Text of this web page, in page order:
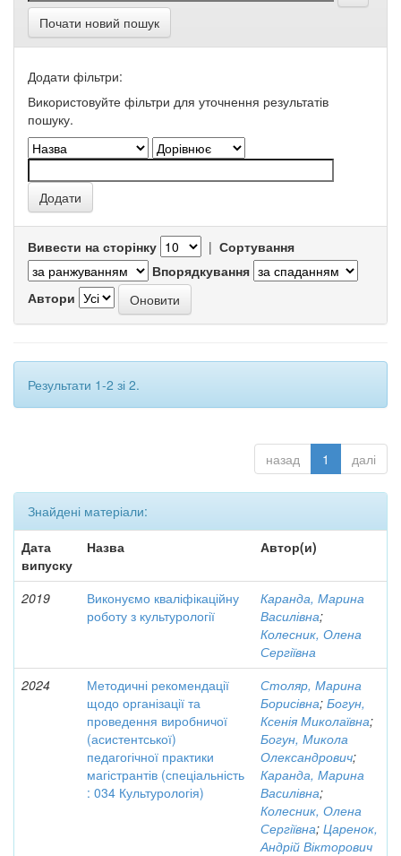
Почати новий пошук
Додати фільтри:
Використовуйте фільтри для уточнення результатів
пошуку.
Вивести на сторінку | Сортування
Впорядкування
Автори
Результати 1-2 зі 2.
назад 1 далі
Знайдені матеріали:
Дата
випуску
Назва Автор(и)
2019
Виконуємо кваліфікаційну
роботу з культурології
Каранда, Марина
Василівна;
Колесник, Олена
Сергіївна
2024
Методичні рекомендації
щодо організації та
проведення виробничої
(асистентської)
педагогічної практики
магістрантів (спеціальність
: 034 Культурологія)
Столяр, Марина
Борисівна; Богун,
Ксенія Миколаївна;
Богун, Микола
Олександрович;
Каранда, Марина
Василівна;
Колесник, Олена
Сергіївна; Царенок,
Андрій Вікторович